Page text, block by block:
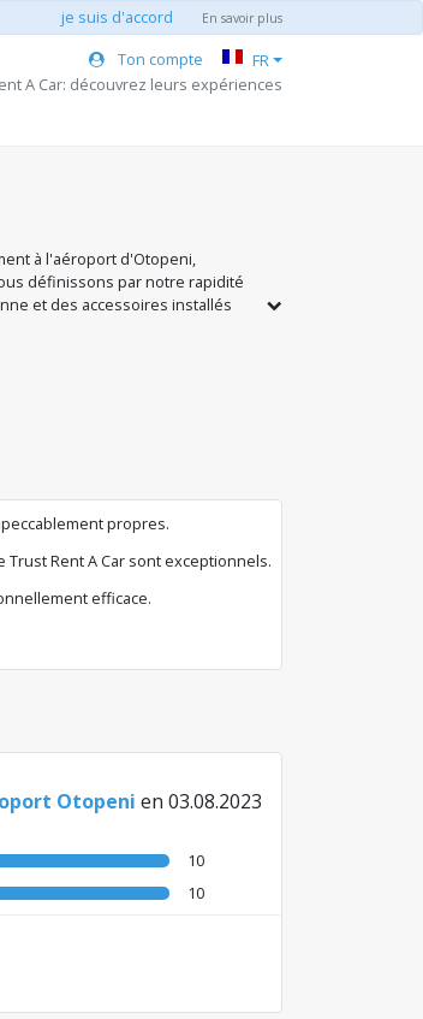
je suis d'accord En savoir plus
Ton compte
FR
A Car: découvrez leurs expériences
à l'aéroport d'Otopeni,
définissons par notre rapidité
et des accessoires installés
propres.
Rent A Car sont exceptionnels.
efficace.
Otopeni en 03.08.2023
10
10